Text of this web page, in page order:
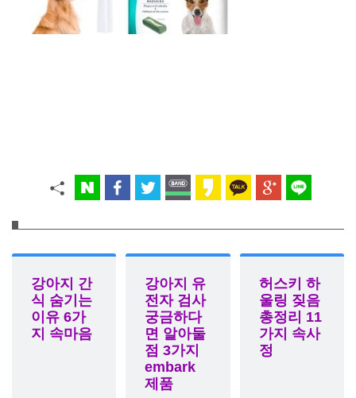
강아지 간
식 숨기는
이유 6가
지 속마음
강아지 유
전자 검사
궁금하다
면 알아둘
점 3가지
embark
제품
허스키 하
울링 짖음
총정리 11
가지 속사
정